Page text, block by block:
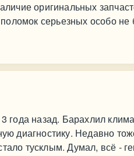
оригинальных
серьезных особо
года назад. Барахлил
диагностику. Недавно
тусклым. Думал, всё -